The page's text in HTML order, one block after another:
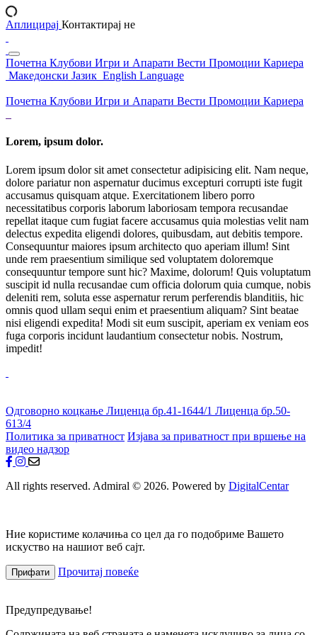
Аплицирај Контактирај не
Почетна Клубови Игри и Апарати Вести Промоции Кариера
Македонски Јазик English Language
Почетна Клубови Игри и Апарати Вести Промоции Кариера
Lorem, ipsum dolor.
Lorem ipsum dolor sit amet consectetur adipisicing elit. Nam neque,
dolore pariatur non aspernatur ducimus excepturi corrupti iste fugit
accusamus quisquam atque. Exercitationem libero porro
necessitatibus corporis laborum laboriosam tempora recusandae
repellat itaque cum fugiat facere accusamus quia molestias velit nam
delectus expedita eligendi dolores, quibusdam, aut debitis tempore.
Consequuntur maiores ipsum architecto quo aperiam illum! Sint
unde rem praesentium similique sed voluptatem doloremque
consequuntur tempore sunt hic? Maxime, dolorum! Quis voluptatum
suscipit id nulla recusandae cum officia dolorum quia cumque, nobis
deleniti rem, soluta esse aspernatur rerum perferendis blanditiis, hic
omnis quod ullam sequi enim et praesentium aliquam? Sint beatae
nisi eligendi expedita! Modi sit eum suscipit, aperiam ex veniam eos
fuga corporis incidunt laudantium consectetur nobis. Nostrum,
impedit!
Одговорно коцкање Лиценца бр.41-1644/1 Лиценца бр.50-
613/4
Политика за приватност Изјава за приватност при вршење на
видео надзор
All rights reserved. Admiral © 2026. Powered by DigitalCentar
Ние користиме колачиња со цел да го подобриме Вашето
искуство на нашиот веб сајт.
Прифати Прочитај повеќе
Предупредување!